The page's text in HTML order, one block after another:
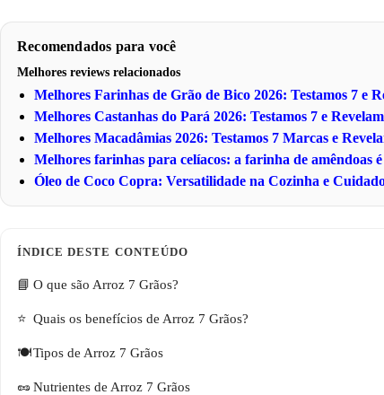
Recomendados para você
Melhores reviews relacionados
Melhores Farinhas de Grão de Bico 2026: Testamos 7 e
Melhores Castanhas do Pará 2026: Testamos 7 e
Melhores Macadâmias 2026: Testamos 7 Marcas e
Melhores farinhas para celíacos: a farinha de amêndoas é
Óleo de Coco Copra: Versatilidade na Cozinha e
O que são Arroz 7 Grãos?
Quais os benefícios de Arroz 7 Grãos?
Tipos de Arroz 7 Grãos
Nutrientes de Arroz 7 Grãos